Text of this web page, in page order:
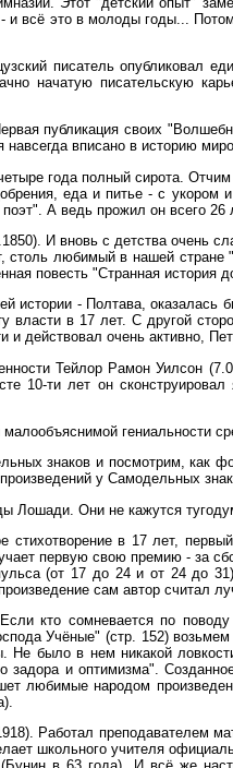
и всё это в молоды годы...
писатель опубликовал
начатую писательскую
публикация своих
вписано в историю
года полный сирота.
еда и питье - с
А ведь прожил он всего 26
И вновь с детства очень
столь любимый в нашей
повесть "Странная история
истории - Полтава,
в 17 лет. С другой
и действовал очень активно,
Тейлор Рамон Уилсон
10-ти лет он
гениальности
знаков и посмотрим, как
у Самодельных
Лошади. Они не кажутся
стихотворение в 17 лет,
первую свою премию - за
(от 17 до 24 и от 24 до
сам автор считал
кто сомневается по
Учёные" (стр. 152)
Не было в нем никакой
задора и оптимизма".
любимые народом
Работал преподавателем
школьного учителя